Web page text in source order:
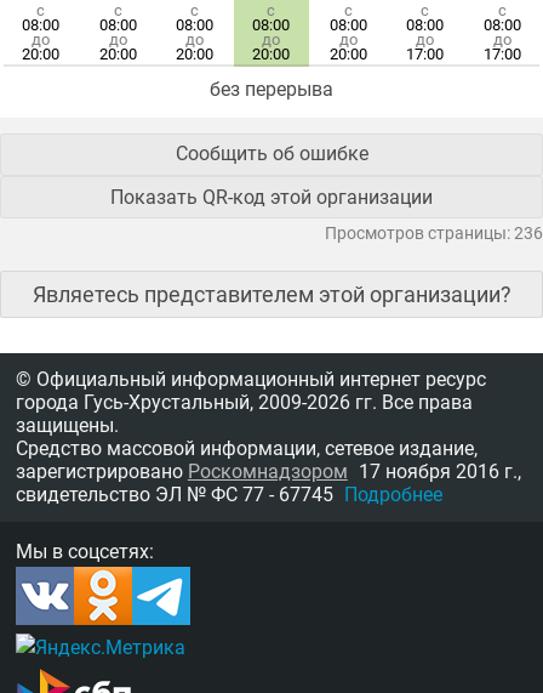
с
08:00
до
20:00
с
08:00
до
20:00
с
08:00
до
20:00
с
08:00
до
20:00
с
08:00
до
20:00
с
08:00
до
17:00
с
08:00
до
17:00
без перерыва
Сообщить об ошибке
Показать QR-код этой организации
Просмотров страницы: 236
Являетесь представителем этой организации?
© Официальный информационный интернет ресурс
города Гусь-Хрустальный, 2009-2026 гг. Все права
защищены.
Средство массовой информации, сетевое издание,
зарегистрировано Роскомнадзором 17 ноября 2016 г.,
свидетельство ЭЛ № ФС 77 - 67745 Подробнее
Мы в соцсетях: